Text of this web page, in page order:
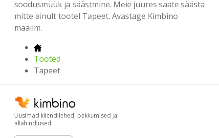
soodusmüük ja säästmine. Meie juures saate säästa
mitte ainult tootel Tapeet. Avastage Kimbino
maailm.
Tooted
Tapeet
Uusimad kliendilehed, pakkumised ja
allahindlused